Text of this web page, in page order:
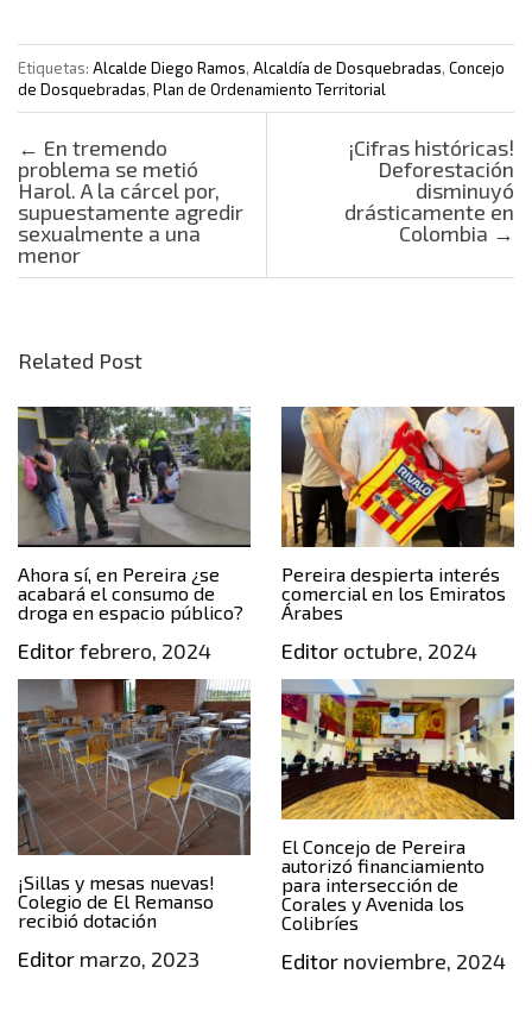
Etiquetas: Alcalde Diego Ramos, Alcaldía de Dosquebradas, Concejo
de Dosquebradas, Plan de Ordenamiento Territorial
Post navigation
← En tremendo
problema se metió
Harol. A la cárcel por,
supuestamente agredir
sexualmente a una
menor
¡Cifras históricas!
Deforestación
disminuyó
drásticamente en
Colombia →
Related Post
Ahora sí, en Pereira ¿se
acabará el consumo de
droga en espacio público?
Editorfebrero, 2024
Pereira despierta interés
comercial en los Emiratos
Árabes
Editoroctubre, 2024
¡Sillas y mesas nuevas!
Colegio de El Remanso
recibió dotación
Editor marzo, 2023
El Concejo de Pereira
autorizó financiamiento
para intersección de
Corales y Avenida los
Colibríes
Editornoviembre, 2024